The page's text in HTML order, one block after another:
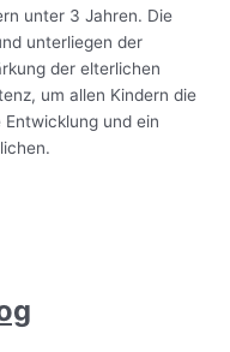
unter 3 Jahren. Die
unterliegen der
der elterlichen
um allen Kindern die
und ein